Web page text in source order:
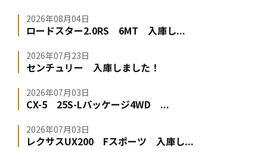
2026年08月04日
ロードスター2.0RS 6MT 入庫し...
2026年07月23日
センチュリー 入庫しました！
2026年07月03日
CX-5 25S-Lパッケージ4WD ...
2026年07月03日
レクサスUX200 Fスポーツ 入庫し...